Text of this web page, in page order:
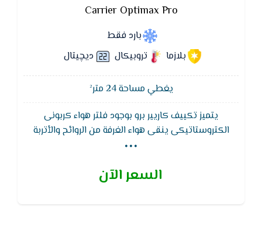
Carrier Optimax Pro
بارد فقط
بلازما
تروبيكال ديچيتال
يغطي مساحة 24 متر²
يتميز تكييف كاريير برو بوجود فلتر هواء كربونى
الكتروستاتيكى ينقى هواء الغرفة من الروائح والأتربة
الدقيقة ويتمتع تكييف كاريير برو بوجود وظيفة إعادة
اللاسلكية مع الاحتفاظ بذاكرة التشغيل عند رجوع التيار
...
السعر الآن